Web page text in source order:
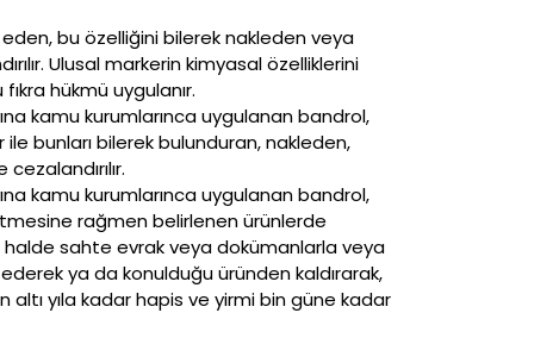
bu özelliğini bilerek nakleden veya
Ulusal markerin kimyasal özelliklerini
hükmü uygulanır.
kamu kurumlarınca uygulanan bandrol,
bunları bilerek bulunduran, nakleden,
kamu kurumlarınca uygulanan bandrol,
rağmen belirlenen ürünlerde
halde sahte evrak veya dokümanlarla veya
ya da konulduğu üründen kaldırarak,
yıla kadar hapis ve yirmi bin güne kadar